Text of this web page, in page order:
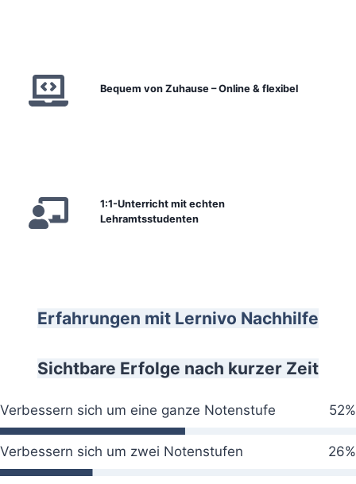
Bequem von Zuhause – Online & flexibel
1:1-Unterricht mit echten
Lehramtsstudenten
Erfahrungen mit Lernivo Nachhilfe
Sichtbare Erfolge nach kurzer Zeit
Verbessern sich um eine ganze Notenstufe 52%
Verbessern sich um zwei Notenstufen 26%